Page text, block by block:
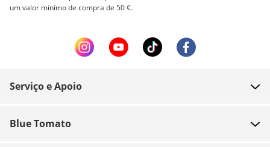
um valor mínimo de compra de 50 €.
Serviço e Apoio
Blue Tomato